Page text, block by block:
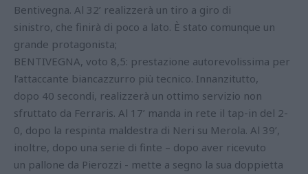
Bentivegna. Al 32’ realizzerà un tiro a giro di
sinistro, che finirà di poco a lato. È stato comunque un
grande protagonista;
BENTIVEGNA, voto 8,5: prestazione autorevolissima per
l’attaccante biancazzurro più tecnico. Innanzitutto,
dopo 40 secondi, realizzerà un ottimo servizio non
sfruttato da Ferraris. Al 17’ manda in rete il tap-in del 2-
0, dopo la respinta maldestra di Neri su Merola. Al 39’,
inoltre, dopo una serie di finte – dopo aver ricevuto
un pallone da Pierozzi - mette a segno la sua doppietta